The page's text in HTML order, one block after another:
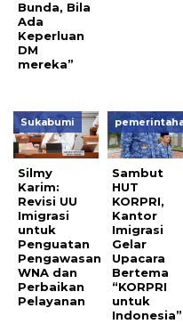
Bunda, Bila
Ada
Keperluan
DM
mereka”
Sukabumi
Silmy
Karim:
Revisi UU
Imigrasi
untuk
Penguatan
Pengawasan
WNA dan
Perbaikan
Pelayanan
Sambut
HUT
KORPRI,
Kantor
Imigrasi
Gelar
Upacara
Bertema
“KORPRI
untuk
Indonesia”